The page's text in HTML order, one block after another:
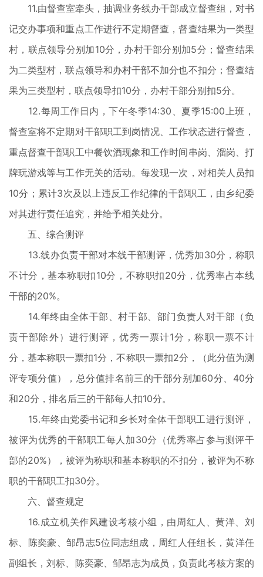
11.由督查室牵头，抽调业务线办干部成立督查组，对书
记交办事项和重点工作进行不定期督查，督查结果为一类型
村，联点领导分别加10分，办村干部分别加5分；督查结果
为二类型村，联点领导和办村干部不加分也不扣分；督查结
果为三类型村，联点领导扣10分，办村干部分别扣5分。
12.每周工作日内，下午冬季14:30、夏季15:00上班，
督查室将不定期对干部职工到岗情况、工作状态进行督查，
重点督查干部职工中餐饮酒现象和工作时间串岗、溜岗、打
牌玩游戏等与工作无关的活动。每发现一次，对相关人员扣
10分；累计3次及以上违反工作纪律的干部职工，由乡纪委
对其进行责任追究，并给予相关处分。
五、综合测评
13.线办负责干部对本线干部测评，优秀加30分，称职
不计分，基本称职扣10分，不称职扣20分，优秀率占本线
干部的20%。
14.年终由全体干部、村干部、部门负责人对干部（负
责干部除外）进行测评，优秀一票计1分，称职一票不计
分，基本称职一票扣1分，不称职一票扣2分，（此分值为测
评专项分值），总分值排名前三的干部分别加60分、40分
和20分，排名后三的干部每人扣10分。
15.年终由党委书记和乡长对全体干部职工进行测评，
被评为优秀的干部职工每人加30分（优秀率占参与测评干
部的20%），被评为称职和基本称职的不扣分，被评为不称
职的干部职工扣30分。
六、督查规定
16.成立机关作风建设考核小组，由周红人、黄洋、刘
标、陈奕豪、邹昂志5位同志组成，周红人任组长，黄洋任
副组长，刘标、陈奕豪、邹昂志为成员，负责此考核方案的